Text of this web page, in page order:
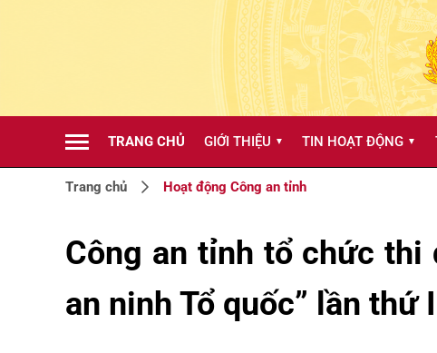
TRANG CHỦ GIỚI THIỆU ▼ TIN HOẠT ĐỘNG ▼
Trang chủ Hoạt động Công an tỉnh
Công an tỉnh tổ chức
an ninh Tổ quốc” lần thứ